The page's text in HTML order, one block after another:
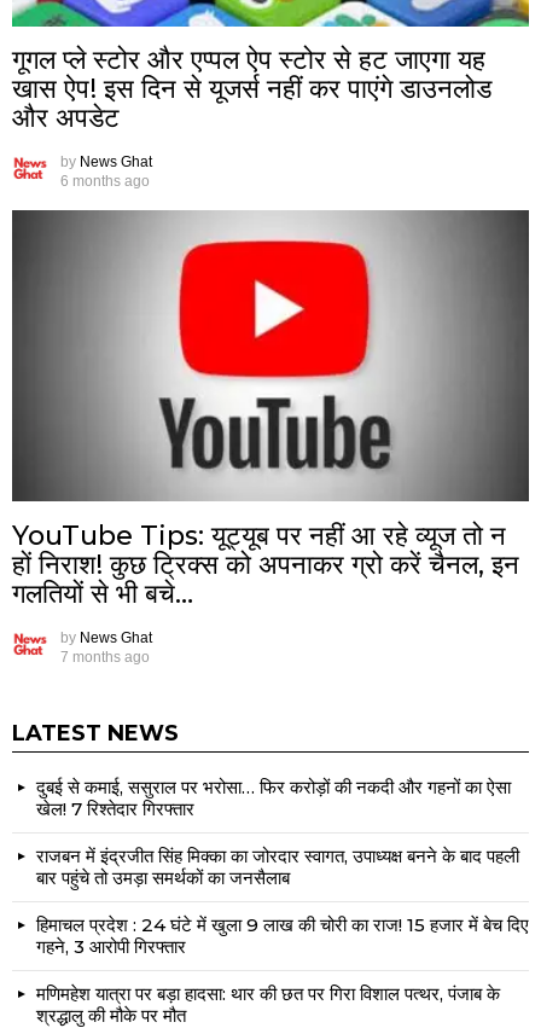
गूगल प्ले स्टोर और एप्पल ऐप स्टोर से हट जाएगा यह
खास ऐप! इस दिन से यूजर्स नहीं कर पाएंगे डाउनलोड
और अपडेट
by News Ghat
6 months ago
YouTube Tips: यूट्यूब पर नहीं आ रहे व्यूज तो न
हों निराश! कुछ ट्रिक्स को अपनाकर ग्रो करें चैनल, इन
गलतियों से भी बचे…
by News Ghat
7 months ago
LATEST NEWS
दुबई से कमाई, ससुराल पर भरोसा… फिर करोड़ों की नकदी और गहनों का ऐसा
खेल! 7 रिश्तेदार गिरफ्तार
राजबन में इंद्रजीत सिंह मिक्का का जोरदार स्वागत, उपाध्यक्ष बनने के बाद पहली
बार पहुंचे तो उमड़ा समर्थकों का जनसैलाब
हिमाचल प्रदेश : 24 घंटे में खुला 9 लाख की चोरी का राज! 15 हजार में बेच दिए
गहने, 3 आरोपी गिरफ्तार
मणिमहेश यात्रा पर बड़ा हादसा: थार की छत पर गिरा विशाल पत्थर, पंजाब के
श्रद्धालु की मौके पर मौत